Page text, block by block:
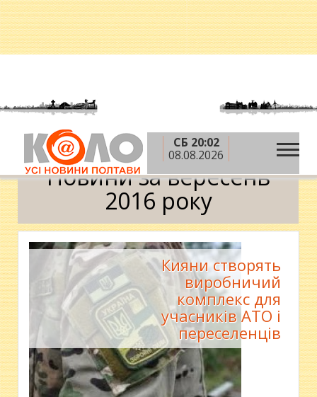
СБ 20:02
08.08.2026
Головна » 2016 рік » вересень
Новини за вересень
2016 року
Кияни створять
виробничий
комплекс для
учасників АТО і
переселенців